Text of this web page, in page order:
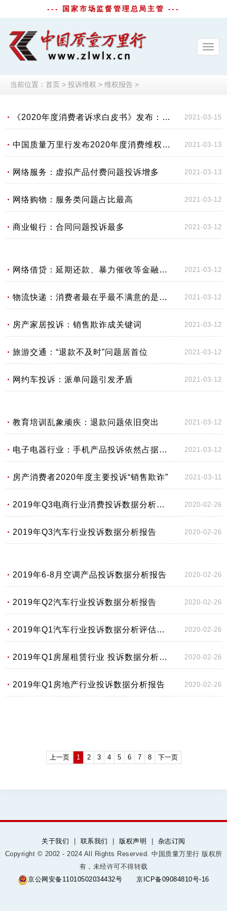
--- 国家市场监督管理总局主管 ---
当前位置： 首页 > 投诉维权 > 维权报告 >
《2020年度消费者诉求白皮书》发布：消费投诉分布显现“二八定律” 2021-03-15
中国质量万里行发布2020年度消费维权十大典型案例 2021-03-13
网络服务：虚拟产品付费问题投诉增多 2021-03-13
网络购物：服务类问题占比最高 2021-03-12
商业银行：合同问题投诉最多 2021-03-12
网络借贷：延期还款、暴力催收等金融乱象频发 2021-03-12
物流快递：消费者最在乎最不满意的是速度 2021-03-12
房产家居投诉：销售欺诈成关键词 2021-03-12
旅游交通：“退款不及时”问题居首位 2021-03-12
网约车投诉：派单问题引发矛盾 2021-03-12
教育培训乱象顽疾：退款问题依旧突出 2021-03-12
电子电器行业：手机产品投诉依然占据榜首 2021-03-12
房产消费者2020年度主要投诉“销售欺诈” 2021-03-11
2019年Q3电商行业消费投诉数据分析报告 2020-02-26
2019年Q3汽车行业投诉数据分析报告 2020-02-26
2019年6-8月空调产品投诉数据分析报告 2020-02-26
2019年Q2汽车行业投诉数据分析报告 2020-02-26
2019年Q1汽车行业投诉数据分析评估报告 2020-02-26
2019年Q1房屋租赁行业 投诉数据分析报告 2020-02-26
2019年Q1房地产行业投诉数据分析报告 2020-02-26
上一页 1 2 3 4 5 6 7 8 下一页
关于我们 联系我们 版权声明
杂志订阅
Copyright © 2002 - 2024 All Rights Reserved. 中国质量万里行 版权所
有，未经许可不得转载
京公网安备11010502034432号
京ICP备09084810号-16